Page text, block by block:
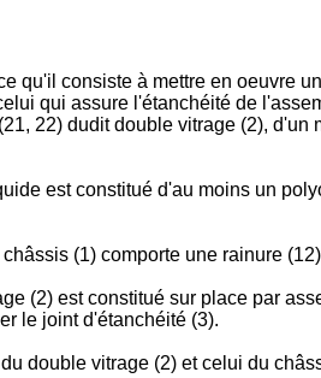
qu'il consiste à mettre en oeuvre
qui assure l'étanchéité de
22) dudit double vitrage (2),
est constitué d'au moins un
(1) comporte une rainure
(2) est constitué sur place par
le joint d'étanchéité (3).
double vitrage (2) et celui du